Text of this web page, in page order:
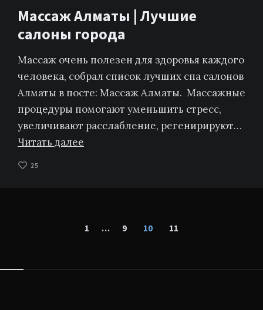
Массаж Алматы | Лучшие
салоны города
Массаж очень полезен для здоровья каждого
человека, собрал список лучших спа салонов
Алматы в посте: Массаж Алматы. Массажные
процедуры помогают уменьшить стресс,
увеличивают расслабление, регенирируют…
Читать далее
25
1 … 9 10 11